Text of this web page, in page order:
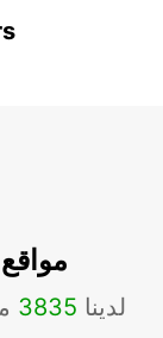
لدينا 3835